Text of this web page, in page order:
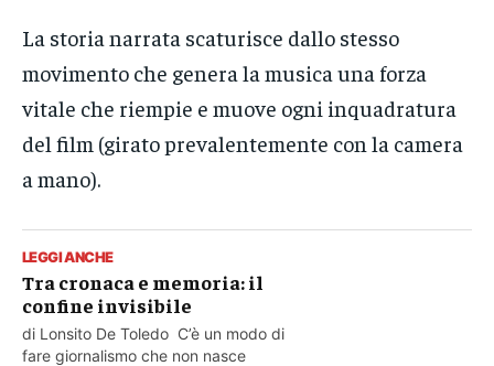
La storia narrata scaturisce dallo stesso
movimento che genera la musica una forza
vitale che riempie e muove ogni inquadratura
del film (girato prevalentemente con la camera
a mano).
LEGGI ANCHE
Tra cronaca e memoria: il
confine invisibile
di Lonsito De Toledo C’è un modo di
fare giornalismo che non nasce